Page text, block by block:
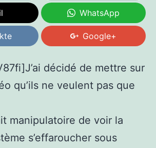
WhatsApp
Google+
J’ai décidé de mettre sur
qu’ils ne veulent pas que
manipulatoire de voir la
s’effaroucher sous